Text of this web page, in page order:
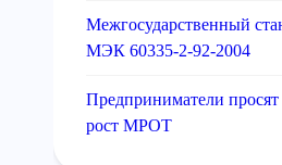
Межгосударственный
МЭК 60335-2-92-2004
Предприниматели просят
рост МРОТ